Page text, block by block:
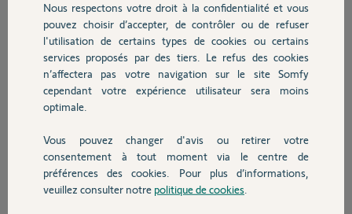
Chauffage
Autres produits
Devis avec un pro
Contact
Comment puis-je les résoudre ?
Je vous remercie par avance pour votre retour..
cyril
il y a 12 mois
Participer au fil de discussion
Réponses
Nous respectons votre droit à la confidentialité et vous
pouvez choisir d’accepter, de contrôler ou de refuser
l'utilisation de certains types de cookies ou certains
services proposés par des tiers. Le refus des cookies
n’affectera pas votre navigation sur le site Somfy
cependant votre expérience utilisateur sera moins
optimale.
Vous pouvez changer d'avis ou retirer votre
consentement à tout moment via le centre de
préférences des cookies. Pour plus d’informations,
veuillez consulter notre politique de cookies